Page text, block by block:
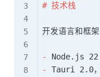
# 技术栈
开发语言和框架
-
-